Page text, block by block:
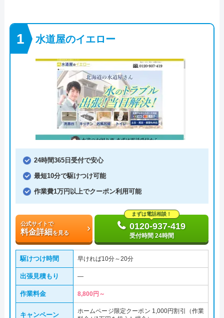
水道屋のイエロー
24時間365日受付で安心
最短10分で駆けつけ可能
作業費1万円以上でクーポン利用可能
公式サイトで
料金詳細を見る
まずは電話相談！
0120-937-419
受付時間 24時間
駆けつけ時間 早ければ10分～20分
出張見積もり ―
作業料金 8,800円～
キャンペーン
ホームページ限定クーポン 1,000円割引（作業